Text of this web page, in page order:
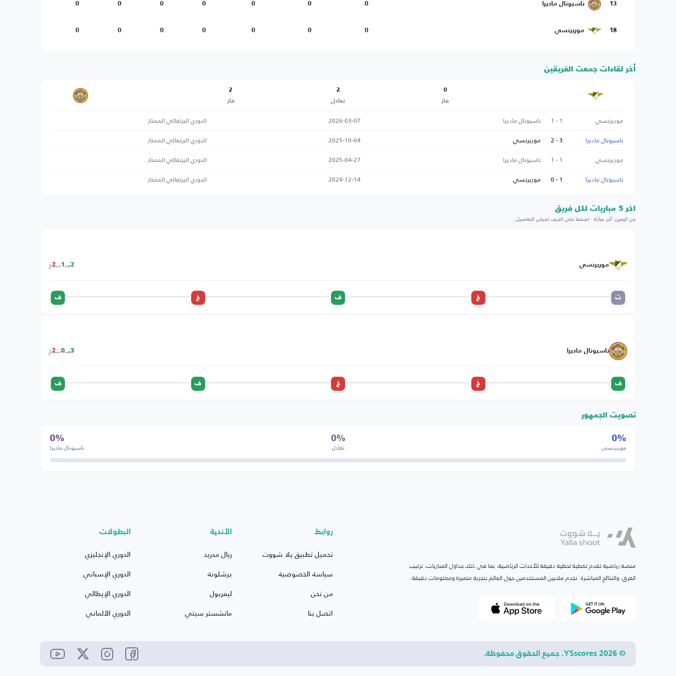
13 ناسيونال ماديرا 0
0
0
0
0
0
0
18 موريرنسي 0
0
0
0
0
0
0
أخر لقاءات جمعت الفريقين
0
فاز
2
تعادل
2
فاز
موريرنسي 1 - 1 ناسيونال ماديرا 2026-03-07
الدوري البرتغالي الممتاز
ناسيونال ماديرا
3 - 2 موريرنسي 2025-10-04
الدوري البرتغالي الممتاز
موريرنسي
1 - 1 ناسيونال ماديرا 2025-04-27
الدوري البرتغالي الممتاز
ناسيونال ماديرا
1 - 0 موريرنسي 2024-12-14 الدوري البرتغالي الممتاز
اخر 5 مباريات لكل فريق
من اليمين: آخر مباراة · اضغط على الحرف لعرض التفاصيل
موريرنسي 2ف 1ت2خ
ت خ ف خ ف
ناسيونال ماديرا 3ف0ت2خ
ف خ خ ف ف
تصويت الجمهور
0%
موريرنسي
0%
تعادل
0%
ناسيونال ماديرا
منصة رياضية تقدم تغطية لحظية دقيقة للأحداث الرياضية، بما في ذلك جداول المباريات، ترتيب
الفرق، والنتائج المباشرة. نخدم ملايين المستخدمين حول العالم بتجربة متميزة ومعلومات دقيقة.
روابط
تحميل تطبيق يلا شووت
سياسة الخصوصية
من نحن
اتصل بنا
الأندية
ريال مدريد
برشلونة
ليفربول
مانشستر سيتي
البطولات
الدوري الإنجليزي
الدوري الإسباني
الدوري الإيطالي
الدوري الألماني
© 2026 YSscores. جميع الحقوق محفوظة.